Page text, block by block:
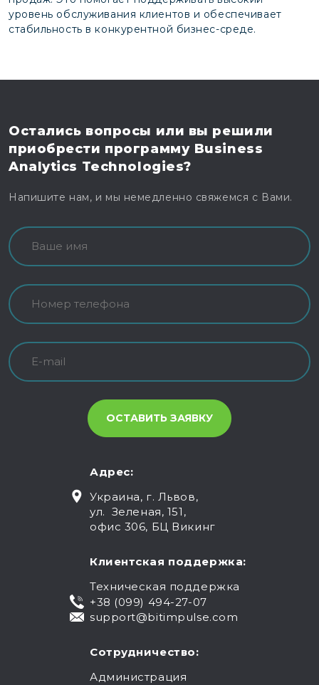
уровень обслуживания клиентов и обеспечивает
стабильность в конкурентной бизнес-среде.
Остались вопросы или вы решили
приобрести программу Business
Analytics Technologies?
Напишите нам, и мы немедленно свяжемся с Вами.
Адрес:
Украина, г. Львов,
ул. Зеленая, 151,
офис 306, БЦ Викинг
Клиентская поддержка:
Техническая поддержка
+38 (099) 494-27-07
support@bitimpulse.com
Сотрудничество:
Администрация